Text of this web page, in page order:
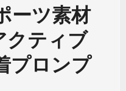
ーツ素材
ティブ
プロンプ